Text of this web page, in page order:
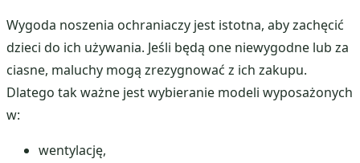
Wygoda noszenia ochraniaczy jest istotna, aby zachęcić
dzieci do ich używania. Jeśli będą one niewygodne lub za
ciasne, maluchy mogą zrezygnować z ich zakupu.
Dlatego tak ważne jest wybieranie modeli wyposażonych
w:
wentylację,